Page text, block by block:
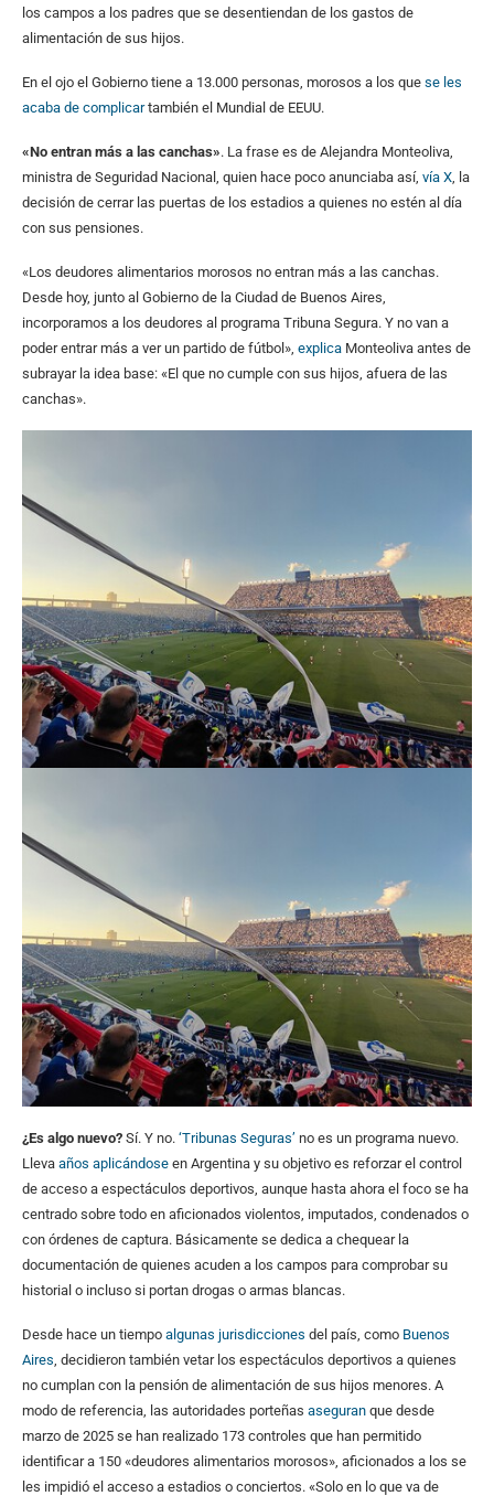
los campos a los padres que se desentiendan de los gastos de
alimentación de sus hijos.
En el ojo el Gobierno tiene a 13.000 personas, morosos a los que se les
acaba de complicartambién el Mundial de EEUU.
«No entran más a las canchas». La frase es de Alejandra Monteoliva,
ministra de Seguridad Nacional, quien hace poco anunciaba así, vía X , la
decisión de cerrar las puertas de los estadios a quienes no estén al día
con sus pensiones.
«Los deudores alimentarios morosos no entran más a las canchas.
Desde hoy, junto al Gobierno de la Ciudad de Buenos Aires,
incorporamos a los deudores al programa Tribuna Segura. Y no van a
poder entrar más a ver un partido de fútbol», explica Monteoliva antes de
subrayar la idea base: «El que no cumple con sus hijos, afuera de las
canchas».
¿Es algo nuevo? Sí. Y no. ‘Tribunas Seguras’ no es un programa nuevo.
Lleva años aplicándose en Argentina y su objetivo es reforzar el control
de acceso a espectáculos deportivos, aunque hasta ahora el foco se ha
centrado sobre todo en aficionados violentos, imputados, condenados o
con órdenes de captura. Básicamente se dedica a chequear la
documentación de quienes acuden a los campos para comprobar su
historial o incluso si portan drogas o armas blancas.
Desde hace un tiempo algunas jurisdicciones del país, como Buenos
Aires , decidieron también vetar los espectáculos deportivos a quienes
no cumplan con la pensión de alimentación de sus hijos menores. A
modo de referencia, las autoridades porteñas aseguran que desde
marzo de 2025 se han realizado 173 controles que han permitido
identificar a 150 «deudores alimentarios morosos», aficionados a los se
les impidió el acceso a estadios o conciertos. «Solo en lo que va de